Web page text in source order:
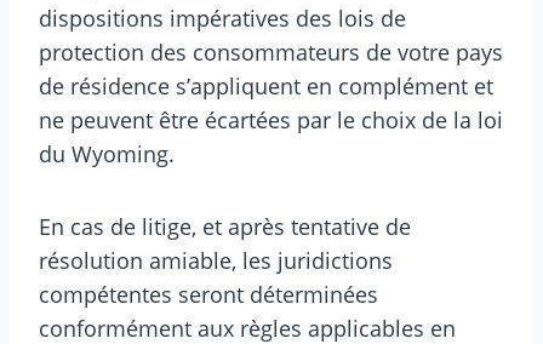
dispositions impératives des lois de
protection des consommateurs de votre pays
de résidence s’appliquent en complément et
ne peuvent être écartées par le choix de la loi
du Wyoming.
En cas de litige, et après tentative de
résolution amiable, les juridictions
compétentes seront déterminées
conformément aux règles applicables en